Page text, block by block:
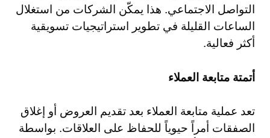
التواصل الاجتماعي. هذا يمكّن الشركات من استغلال
الساعات القليلة في تطوير استراتيجيات تسويقية
أكثر فعالية.
أتمتة متابعة العملاء
تعد عملية متابعة العملاء بعد تقديم العروض أو إغلاق
الصفقات أمراً حيوياً للحفاظ على العلاقات. بواسطة